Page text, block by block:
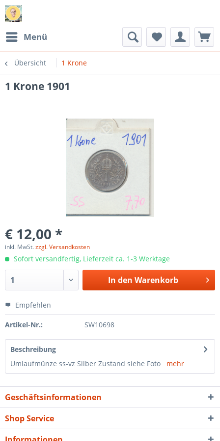
Menü
Übersicht 1 Krone
1 Krone 1901
€ 12,00 *
inkl. MwSt.zzgl. Versandkosten
Sofort versandfertig, Lieferzeit ca. 1-3 Werktage
In den Warenkorb
Empfehlen
Artikel-Nr.: SW10698
Beschreibung
Umlaufmünze ss-vz Silber Zustand siehe Foto mehr
Geschäftsinformationen
Shop Service